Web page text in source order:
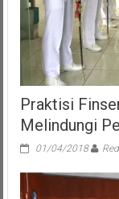
Praktisi
Melindungi
01/04/2018